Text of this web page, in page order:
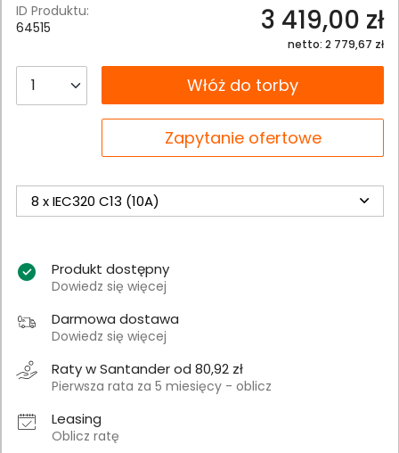
ID Produktu:
64515
3 419,00 zł
netto: 2 779,67 zł
__B2C.PRODUCT.QUANTITYWłóż do torby
Zapytanie ofertowe
8 x IEC320 C13 (10A)
Produkt dostępny
Dowiedz się więcej
Darmowa dostawa
Dowiedz się więcej
Raty w Santander od 80,92 zł
Pierwsza rata za 5 miesięcy - oblicz
Leasing
Oblicz ratę